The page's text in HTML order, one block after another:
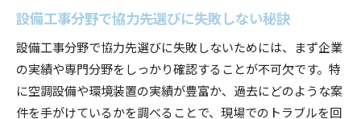
設備工事分野で協力先選びに失敗しない秘訣
設備工事分野で協力先選びに失敗しないためには、まず企業
の実績や専門分野をしっかり確認することが不可欠です。特
に空調設備や環境装置の実績が豊富か、過去にどのような案
件を手がけているかを調べることで、現場でのトラブルを回